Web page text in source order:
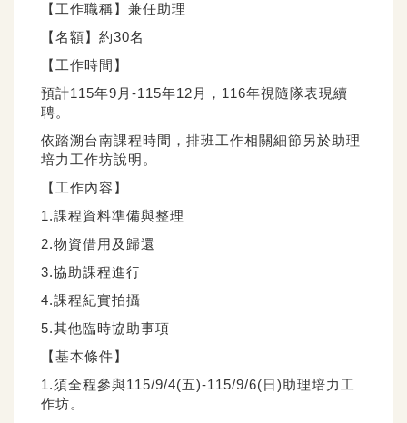
【工作職稱】兼任助理
【名額】約30名
【工作時間】
預計115年9月-115年12月，116年視隨隊表現續
聘。
依踏溯台南課程時間，排班工作相關細節另於助理
培力工作坊說明。
【工作內容】
1.課程資料準備與整理
2.物資借用及歸還
3.協助課程進行
4.課程紀實拍攝
5.其他臨時協助事項
【基本條件】
1.須全程參與115/9/4(五)-115/9/6(日)助理培力工
作坊。